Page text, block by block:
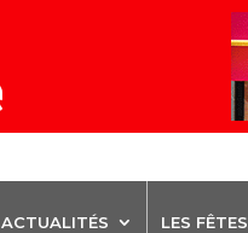
ACTUALITÉS LES FÊTES